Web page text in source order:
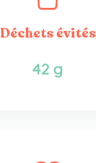
Déchets évités
42 g